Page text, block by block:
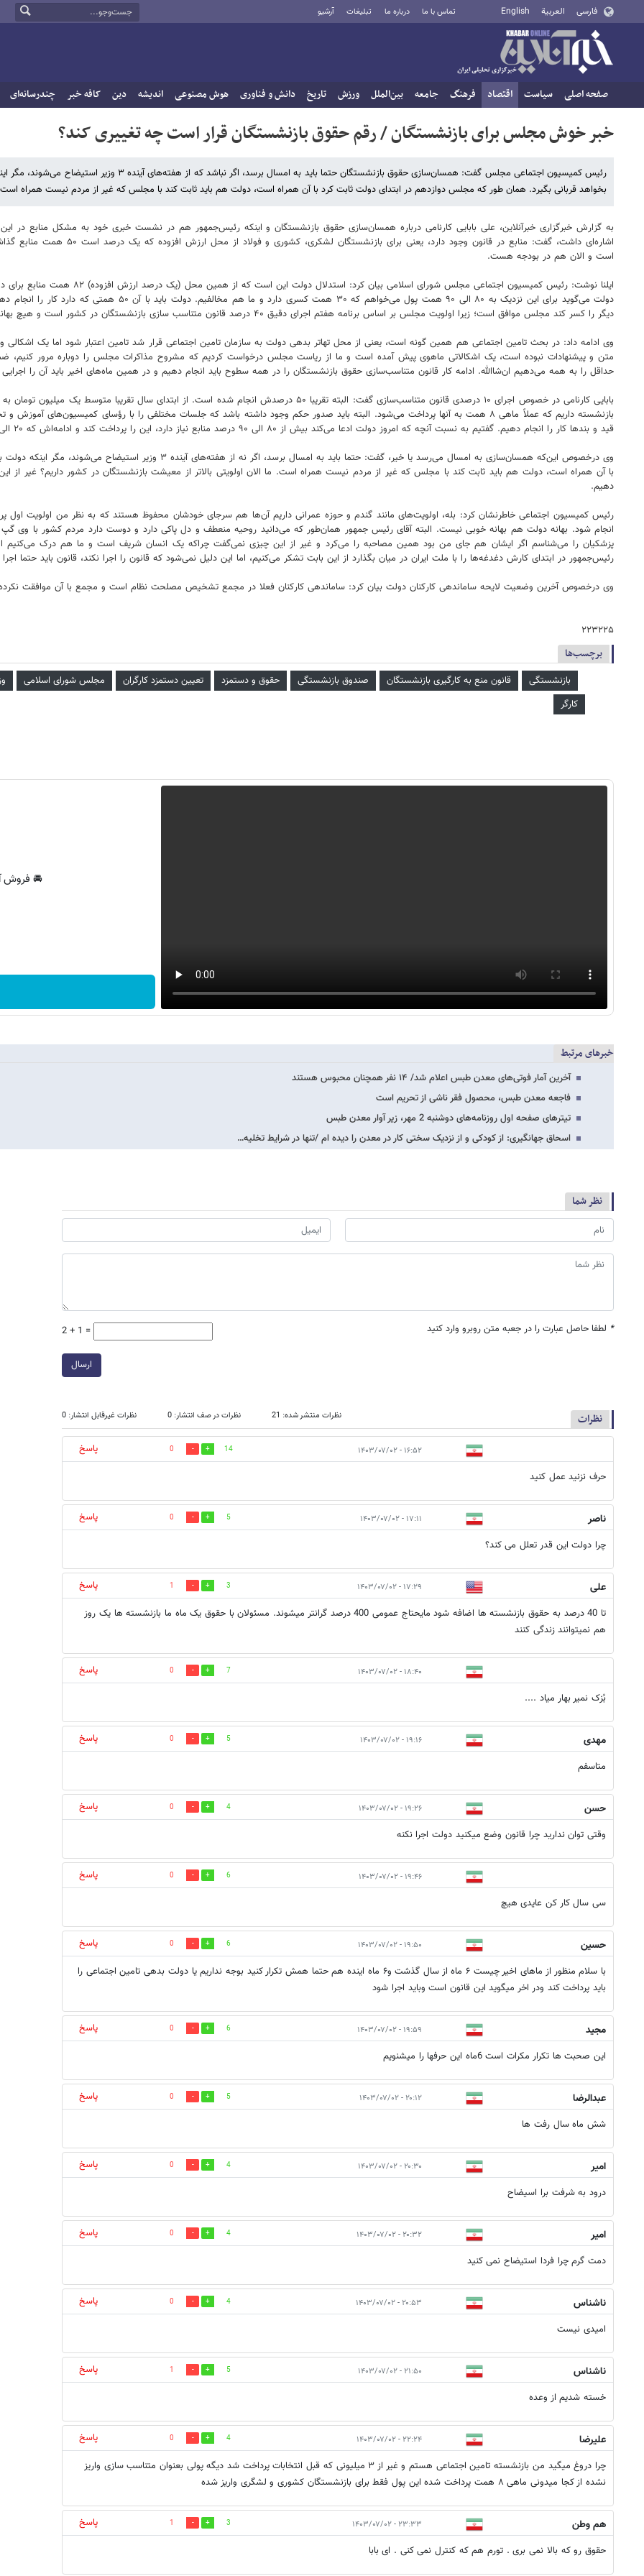
فارسی العربية English تماس با ما درباره ما تبلیغات آرشیو
صفحه اصلی سیاست اقتصاد فرهنگ جامعه بین‌الملل ورزش تاریخ دانش و فناوری هوش مصنوعی اندیشه دین کافه خبر چندرسانه‌ای
خبر خوش مجلس برای بازنشستگان / رقم حقوق بازنشستگان قرار است چه تغییری کند؟
رئیس کمیسیون اجتماعی مجلس گفت: همسان‌سازی حقوق بازنشستگان حتما باید به امسال برسد، اگر نباشد که از هفته‌های آینده
بخواهد قربانی بگیرد. همان طور که مجلس دوازدهم در ابتدای دولت ثابت کرد با آن همراه است، دولت هم باید ثابت کند با مجلس که غیر از مردم نیست همراه
به گزارش خبرگزاری خبرآنلاین، علی بابایی کارنامی درباره همسان‌سازی حقوق بازنشستگان و اینکه رئیس‌جمهور هم در نشست خبری خود به مشکل منابع در
اشاره‌ای داشت، گفت: منابع در قانون وجود دارد، یعنی برای بازنشستگان لشکری، کشوری و فولاد
است و الان هم در بودجه هست.
دولت می‌گوید برای این نزدیک به ۸۰ الی ۹۰ همت پول می‌خواهم
دیگر را کسر کند مجلس موافق است؛ زیرا اولویت مجلس بر اساس برنامه هفتم اجرای دقیق ۴۰ درصد قانون متناسب سازی بازنشستگان در کشور است و هیچ بهانه‌ای هم وجود ندارد.
وی ادامه داد: در بحث تامین اجتماعی هم همین گونه است، یعنی از محل تهاتر بدهی دولت به سازمان تامین اجتماعی قرار شد تامین اعتبار شود اما یک
حداقل را به همه می‌دهیم ان‌شاالله. ادامه کار قانون متناسب‌سازی حقوق بازنشستگان را در همه سطوح باید انجام دهیم و در همین ماه‌های اخیر باید آن را اجرایی
بازنشسته داریم که عملاً ماهی ۸ همت به آنها پرداخت می‌شود. البته باید صدور حکم وجود داشته باشد که جلسات مختلفی را با رؤسای
قید و بندها کار را انجام دهیم. گفتیم به نسبت آنچه که امروز دولت ادعا می‌کند بیش از ۸۰ الی ۹۰ درصد منابع نیاز دارد، این را پرداخت کند و ادامه‌اش که ۲۰ الی ۳۰ درصد کسری منابع دارد، لایحه بیاورد.
وی درخصوص این‌که همسان‌سازی به امسال می‌رسد یا خیر، گفت: حتما باید به
با آن همراه است، دولت هم باید ثابت کند با مجلس که غیر از مردم نیست همراه است. ما الان اولویتی بالاتر از معیشت بازنشستگان در کشور داریم؟ غیر از
دهیم.
انجام شود. بهانه دولت هم بهانه خوبی نیست. البته آقای رئیس جمهور همان‌طور که می‌دانید روحیه منعطف و دل پاکی دارد و دوست دارد مردم کشور با وی
پزشکیان را می‌شناسم اگر ایشان هم جای من بود همین مصاحبه را می‌کرد و غیر از این چیزی نمی‌گفت چراکه یک انسان شریف است و ما هم درک می‌کنیم
رئیس‌جمهور در ابتدای کارش دغدغه‌ها را با ملت ایران در میان بگذارد از این بابت تشکر می‌کنیم، اما این دلیل نمی‌شود که قانون را اجرا نکند، قانون باید حتما
وی درخصوص آخرین وضعیت لایحه ساماندهی کارکنان دولت بیان کرد: ساماندهی کارکنان فعلا در مجمع تشخیص مصلحت نظام است و مجمع با آن موافقت
۲۲۳۲۲۵
برچسب‌ها
بازنشستگی قانون منع به کارگیری بازنشستگان صندوق بازنشستگی حقوق و دستمزد تعیین دستمزد کارگران مجلس شورای اسلامی
کارگر
🚘 فروش
خبرهای مرتبط
آخرین آمار فوتی‌های معدن طبس اعلام شد/ ۱۴ نفر همچنان محبوس هستند
فاجعه معدن طبس، محصول فقر ناشی از تحریم است
تیترهای صفحه اول روزنامه‌های دوشنبه 2 مهر، زیر آوار معدن طبس
اسحاق جهانگیری: از کودکی و از نزدیک سختی کار در معدن را دیده ام /تنها در شرایط تخلیه…
نظر شما
* لطفا حاصل عبارت را در جعبه متن روبرو وارد کنید 2 + 1 =
ارسال
نظرات نظرات منتشر شده: 21 نظرات در صف انتشار: 0 نظرات غیرقابل انتشار: 0
۱۶:۵۲ - ۱۴۰۳/۰۷/۰۲ 14
0
پاسخ
حرف نزنید عمل کنید
ناصر ۱۷:۱۱ - ۱۴۰۳/۰۷/۰۲ 5
0
پاسخ
چرا دولت این قدر تعلل می کند؟
علی ۱۷:۲۹ - ۱۴۰۳/۰۷/۰۲ 3
1
پاسخ
تا 40 درصد به حقوق بازنشسته ها اضافه شود مایحتاج عمومی 400 درصد گرانتر میشوند. مسئولان با حقوق یک ماه ما بازنشسته ها یک روز
هم نمیتوانند زندگی کنند
۱۸:۴۰ - ۱۴۰۳/۰۷/۰۲ 7
0
پاسخ
بُزک نمیر بهار میاد ....
مهدی ۱۹:۱۶ - ۱۴۰۳/۰۷/۰۲ 5
0
پاسخ
متاسفم
حسن ۱۹:۲۶ - ۱۴۰۳/۰۷/۰۲ 4
0
پاسخ
وقتی توان ندارید چرا قانون وضع میکنید دولت اجرا نکنه
۱۹:۴۶ - ۱۴۰۳/۰۷/۰۲ 6
0
پاسخ
سی سال کار کن عایدی هیچ
حسین ۱۹:۵۰ - ۱۴۰۳/۰۷/۰۲ 6
0
پاسخ
با سلام منظور از ماهای اخیر چیست ۶ ماه از سال گذشت و۶ ماه اینده هم حتما همش تکرار کنید بوجه نداریم یا دولت بدهی تامین اجتماعی را
باید پرداخت کند ودر اخر میگوید این قانون است وباید اجرا شود
مجید ۱۹:۵۹ - ۱۴۰۳/۰۷/۰۲ 6
0
پاسخ
این صحبت ها تکرار مکرات است 6ماه این حرفها را میشنویم
عبدالرضا ۲۰:۱۲ - ۱۴۰۳/۰۷/۰۲ 5
0
پاسخ
شش ماه سال رفت ها
امیر ۲۰:۳۰ - ۱۴۰۳/۰۷/۰۲ 4
0
پاسخ
درود به شرفت برا اسیضاح
امیر ۲۰:۳۲ - ۱۴۰۳/۰۷/۰۲ 4
0
پاسخ
دمت گرم چرا فردا استیضاح نمی کنید
ناشناس ۲۰:۵۳ - ۱۴۰۳/۰۷/۰۲ 4
0
پاسخ
امیدی نیست
ناشناس ۲۱:۵۰ - ۱۴۰۳/۰۷/۰۲ 5
1
پاسخ
خسته شدیم از وعده
علیرضا ۲۲:۲۴ - ۱۴۰۳/۰۷/۰۲ 4
0
پاسخ
چرا دروغ میگید من بازنشسته تامین اجتماعی هستم و غیر از ۳ میلیونی که قبل انتخابات پرداخت شد دیگه پولی بعنوان متناسب سازی واریز
نشده از کجا میدونی ماهی ۸ همت پرداخت شده این پول فقط برای بازنشستگان کشوری و لشگری واریز شده
هم وطن ۲۳:۳۳ - ۱۴۰۳/۰۷/۰۲ 3
1
پاسخ
حقوق رو که بالا نمی بری . تورم هم که کنترل نمی کنی . ای بابا